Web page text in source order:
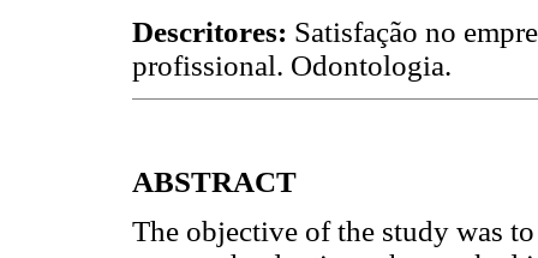
Descritores: Satisfação no
profissional. Odontologia.
ABSTRACT
The objective of the study was